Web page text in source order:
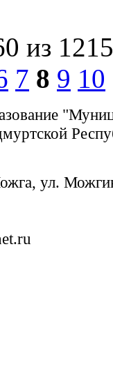
из 1215
7 8 9 10
ул.